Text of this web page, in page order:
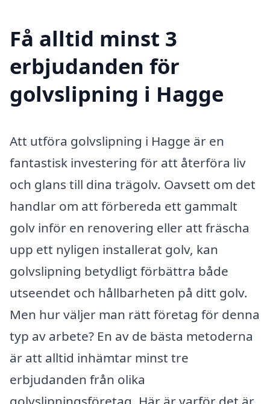
Få alltid minst 3
erbjudanden för
golvslipning i Hagge
Att utföra golvslipning i Hagge är en
fantastisk investering för att återföra liv
och glans till dina trägolv. Oavsett om det
handlar om att förbereda ett gammalt
golv inför en renovering eller att fräscha
upp ett nyligen installerat golv, kan
golvslipning betydligt förbättra både
utseendet och hållbarheten på ditt golv.
Men hur väljer man rätt företag för denna
typ av arbete? En av de bästa metoderna
är att alltid inhämtar minst tre
erbjudanden från olika